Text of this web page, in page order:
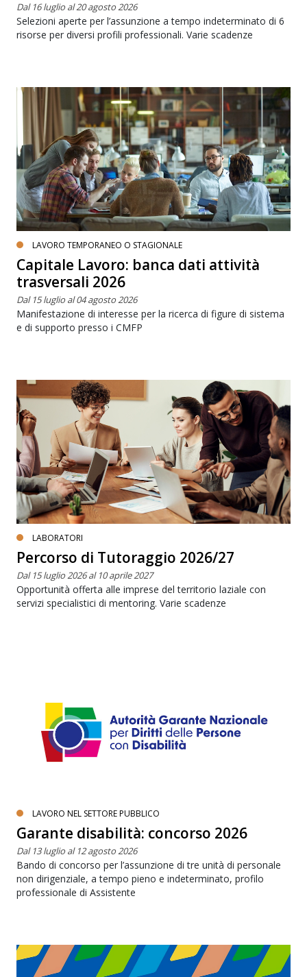
Dal 16 luglio al 20 agosto 2026
Selezioni aperte per l’assunzione a tempo indeterminato di 6
risorse per diversi profili professionali. Varie scadenze
LAVORO TEMPORANEO O STAGIONALE
Capitale Lavoro: banca dati attività
trasversali 2026
Dal 15 luglio al 04 agosto 2026
Manifestazione di interesse per la ricerca di figure di sistema
e di supporto presso i CMFP
LABORATORI
Percorso di Tutoraggio 2026/27
Dal 15 luglio 2026 al 10 aprile 2027
Opportunità offerta alle imprese del territorio laziale con
servizi specialistici di mentoring. Varie scadenze
LAVORO NEL SETTORE PUBBLICO
Garante disabilità: concorso 2026
Dal 13 luglio al 12 agosto 2026
Bando di concorso per l’assunzione di tre unità di personale
non dirigenziale, a tempo pieno e indeterminato, profilo
professionale di Assistente